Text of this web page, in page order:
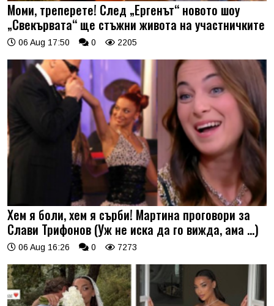
Моми, треперете! След „Ергенът“ новото шоу
„Свекървата“ ще стъжни живота на участничките
06 Aug 17:50 0 2205
Хем я боли, хем я сърби! Мартина проговори за
Слави Трифонов (Уж не иска да го вижда, ама …)
06 Aug 16:26 0 7273